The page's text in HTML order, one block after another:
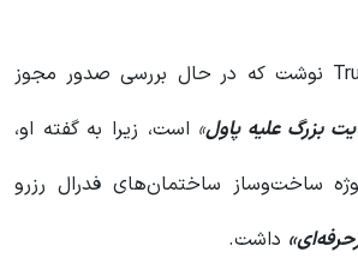
ترامپ در Truth Social نوشت که در حال بررسی صدور مجوز
بزرگ علیه پاول» است، زیرا به گفته او،
ساخت‌وساز ساختمان‌های فدرال رزرو
داشت.